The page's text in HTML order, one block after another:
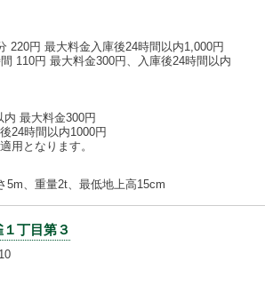
220円 最大料金入庫後24時間以内1,000円
110円 最大料金300円、入庫後24時間以内
内 最大料金300円
24時間以内1000円
用となります。
5m、重量2t、最低地上高15cm
丁目第３